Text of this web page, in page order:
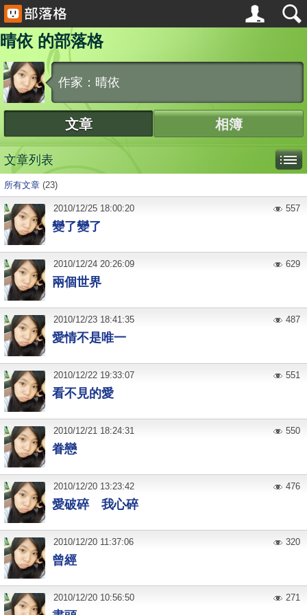
晴依 的部落格
作家：晴依
文章 相簿
文章列表
所有文章 (23)
變了變了
2010/12/25 18:00:20 557
兩個世界
2010/12/24 20:26:09 629
愛情不是唯一
2010/12/23 18:41:35 487
看不見的愛
2010/12/22 19:33:07 551
眷戀
2010/12/21 18:24:31 550
愛破碎 我心碎
2010/12/20 13:23:42 476
曾經
2010/12/20 11:37:06 320
2010/12/20 10:56:50 271